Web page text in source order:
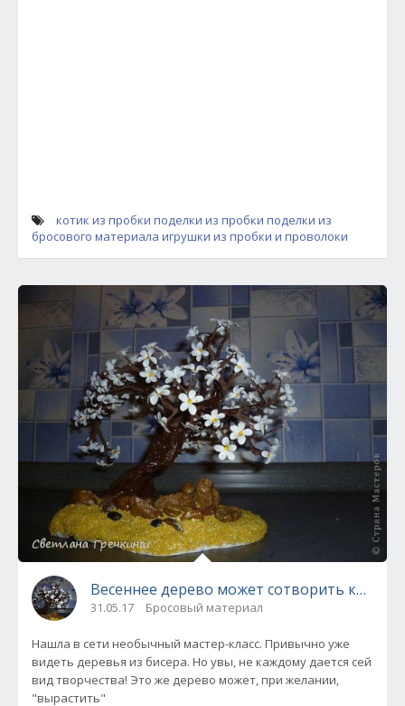
котик из пробки поделки из пробки поделки из
бросового материала игрушки из пробки и проволоки
Весеннее дерево может сотворить
31.05.17 Бросовый материал
Нашла в сети необычный мастер-класс. Привычно уже
видеть деревья из бисера. Но увы, не каждому дается сей
вид творчества! Это же дерево может, при желании,
"вырастить"